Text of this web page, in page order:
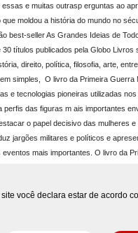
e muitas outrasp erguntas ao
moldou a história do mundo no
best-seller As Grandes Ideias de
30 títulos publicados pela Globo Livros
direito, política, filosofia, arte,
simples, O livro da Primeira Guerra
e tecnologias pioneiras utilizadas nos
perfis das figuras m ais importantes
o papel decisivo das mulheres
jargões militares e políticos e
mais importantes. O livro da
o mundo.
você declara estar de acordo